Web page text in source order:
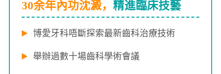
30余年內功沈澱， 精進臨床技藝
博愛牙科唔斷探索最新齒科治療技術
舉辦過數十場齒科學術會議